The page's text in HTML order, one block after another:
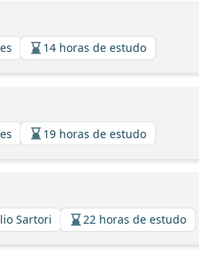
14 horas de estudo
19 horas de estudo
Sartori 22 horas de estudo